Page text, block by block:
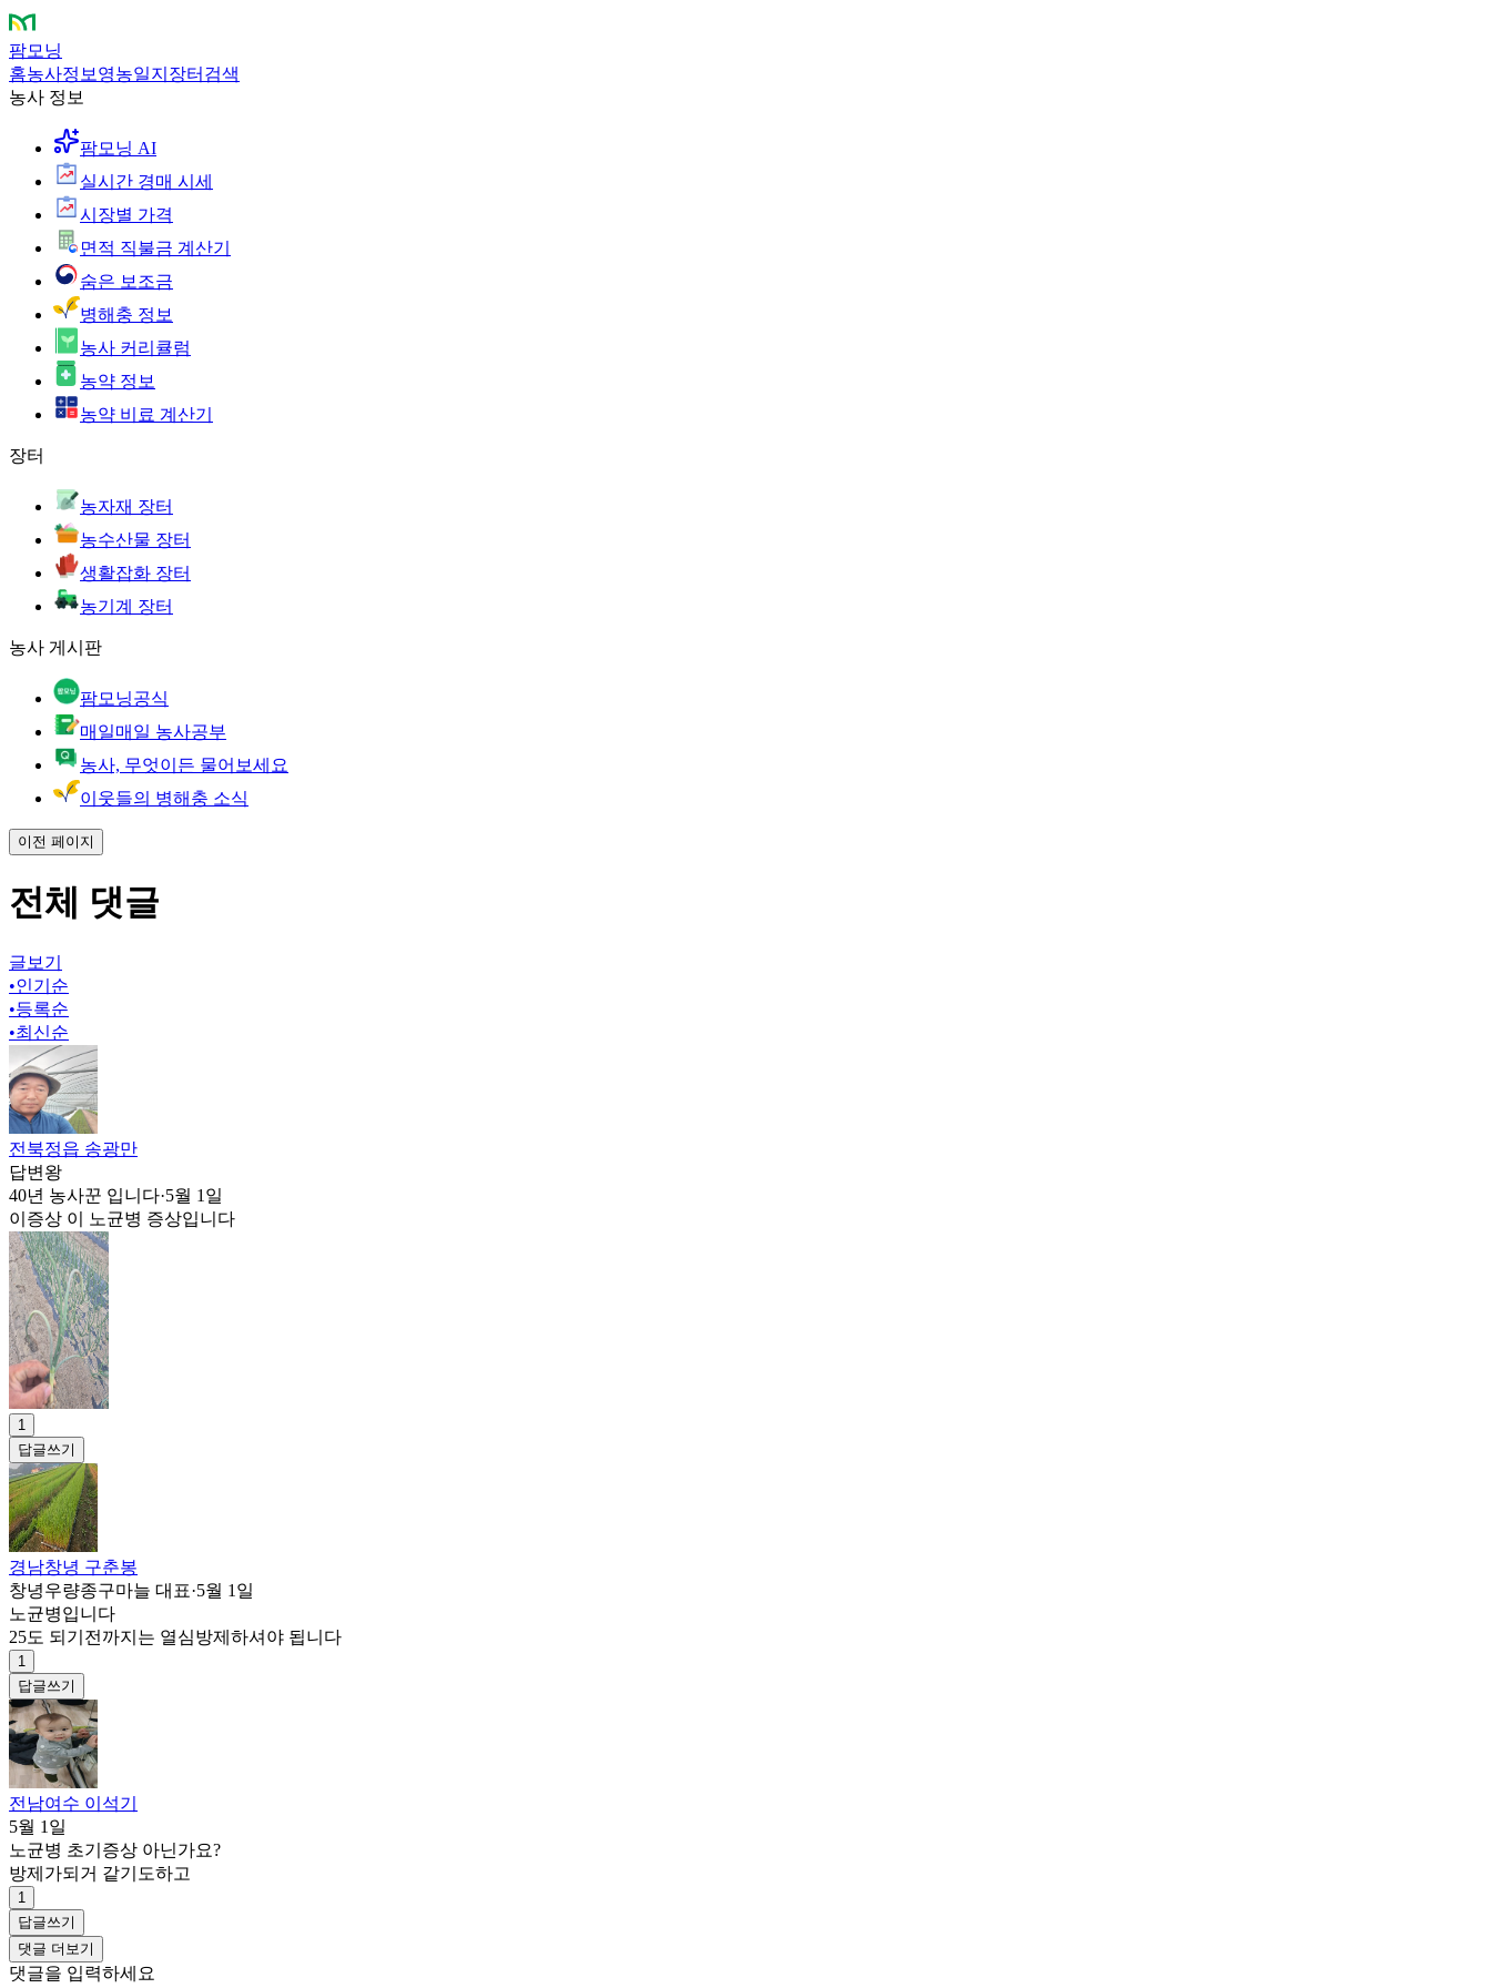
팜모닝
홈농사정보 영농일지 장터 검색
농사 정보
팜모닝 AI
실시간 경매 시세
시장별 가격
면적 직불금 계산기
숨은 보조금
병해충 정보
농사 커리큘럼
농약 정보
농약 비료 계산기
장터
농자재 장터
농수산물 장터
생활잡화 장터
농기계 장터
농사 게시판
팜모닝공식
매일매일 농사공부
농사, 무엇이든 물어보세요
이웃들의 병해충 소식
이전 페이지
전체 댓글
글보기
•인기순
•등록순
•최신순
전북정읍 송광만
답변왕
40년 농사꾼 입니다·5월 1일
이증상 이 노균병 증상입니다
1
답글쓰기
경남창녕 구춘봉
창녕우량종구마늘 대표·5월 1일
노균병입니다
25도 되기전까지는 열심방제하셔야 됩니다
1
답글쓰기
전남여수 이석기
5월 1일
노균병 초기증상 아닌가요?
방제가되거 같기도하고
1
답글쓰기
댓글 더보기
댓글을 입력하세요